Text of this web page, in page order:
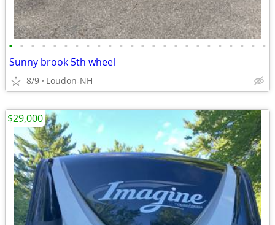
• • • • • • • • • • • • • • • • • • • • • • • •
Sunny brook 5th wheel
8/9 Loudon-NH
$29,000